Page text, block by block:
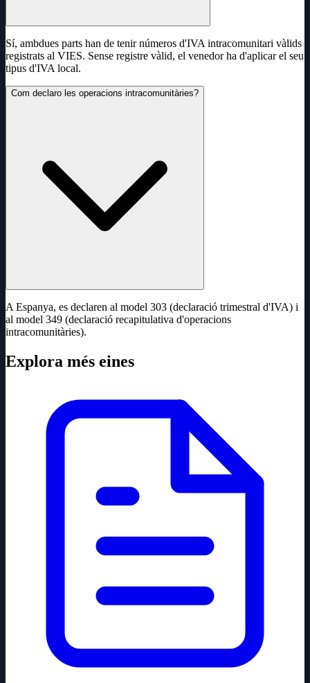
Sí, ambdues parts han de tenir números d'IVA intracomunitari vàlids
registrats al VIES. Sense registre vàlid, el venedor ha d'aplicar el seu
tipus d'IVA local.
Com declaro les operacions intracomunitàries?
A Espanya, es declaren al model 303 (declaració trimestral d'IVA) i
al model 349 (declaració recapitulativa d'operacions
intracomunitàries).
Explora més eines